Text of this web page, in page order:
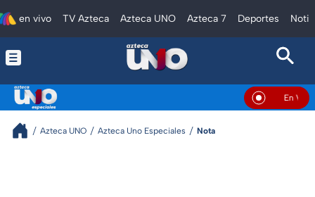
en vivo TV Azteca Azteca UNO Azteca 7 Deportes
En Vivo
Azteca UNO Azteca Uno Especiales Nota